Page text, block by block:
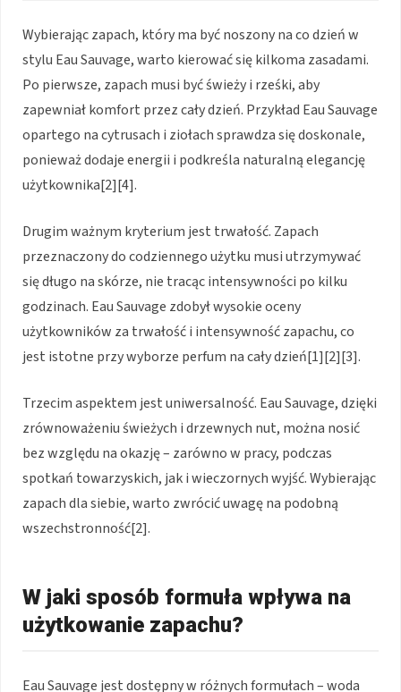
Wybierając zapach, który ma być noszony na co dzień w
stylu Eau Sauvage, warto kierować się kilkoma zasadami.
Po pierwsze, zapach musi być świeży i rześki, aby
zapewniał komfort przez cały dzień. Przykład Eau Sauvage
opartego na cytrusach i ziołach sprawdza się doskonale,
ponieważ dodaje energii i podkreśla naturalną elegancję
użytkownika[2][4].
Drugim ważnym kryterium jest trwałość. Zapach
przeznaczony do codziennego użytku musi utrzymywać
się długo na skórze, nie tracąc intensywności po kilku
godzinach. Eau Sauvage zdobył wysokie oceny
użytkowników za trwałość i intensywność zapachu, co
jest istotne przy wyborze perfum na cały dzień[1][2][3].
Trzecim aspektem jest uniwersalność. Eau Sauvage, dzięki
zrównoważeniu świeżych i drzewnych nut, można nosić
bez względu na okazję – zarówno w pracy, podczas
spotkań towarzyskich, jak i wieczornych wyjść. Wybierając
zapach dla siebie, warto zwrócić uwagę na podobną
wszechstronność[2].
W jaki sposób formuła wpływa na
użytkowanie zapachu?
Eau Sauvage jest dostępny w różnych formułach – woda